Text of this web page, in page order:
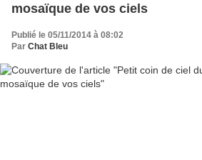
mosaïque de vos ciels
Publié le 05/11/2014 à 08:02
Par Chat Bleu